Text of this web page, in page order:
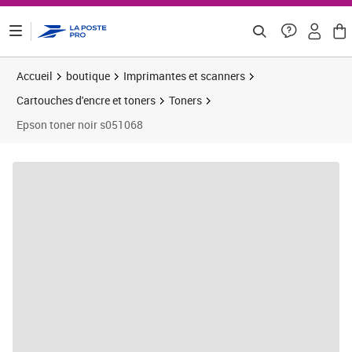
Accueil boutique
Imprimantes et scanners
Cartouches d'encre et toners
Toners
Epson toner noir s051068